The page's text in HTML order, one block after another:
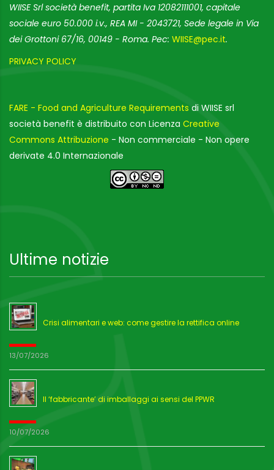
WIISE Srl società benefit, partita Iva 12082111001, capitale
sociale euro 50.000 i.v., REA MI - 2043721, Sede legale in Via
dei Grottoni 67/16, 00149 - Roma. Pec: WIISE@pec.it.
PRIVACY POLICY
FARE - Food and Agriculture Requirements di WIISE srl
società benefit è distribuito con Licenza Creative
Commons Attribuzione - Non commerciale - Non opere
derivate 4.0 Internazionale
Ultime notizie
Crisi alimentari e web: come gestire la rettifica online
13/07/2026
Il ‘fabbricante’ di imballaggi ai sensi del PPWR
10/07/2026